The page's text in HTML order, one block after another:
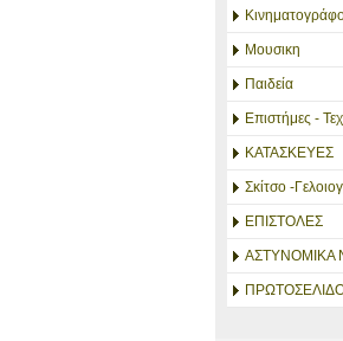
Μουσικη
Παιδεία
Επιστήμες -
ΚΑΤΑΣΚΕΥΕΣ
Σκίτσο -
ΕΠΙΣΤΟΛΕΣ
ΑΣΤΥΝΟΜΙΚΑ